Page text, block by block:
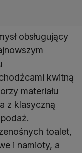
obsługujący
kwitną
materiału
z klasyczną
toalet,
i namioty, a